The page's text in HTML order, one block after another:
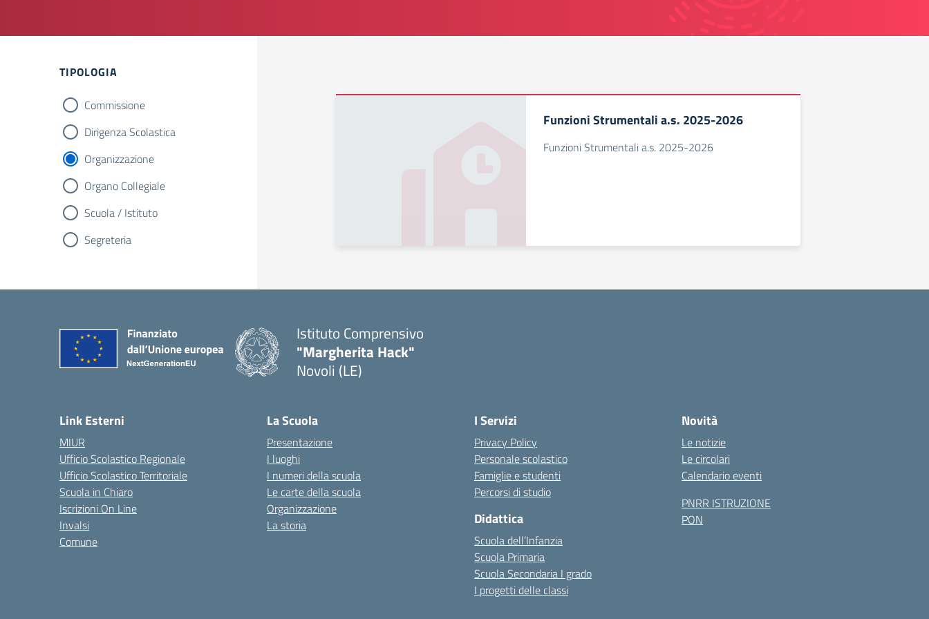
TIPOLOGIA
Commissione
Dirigenza Scolastica
Organizzazione
Organo Collegiale
Scuola / Istituto
Segreteria
Funzioni Strumentali a.s. 2025-2026
Funzioni Strumentali a.s. 2025-2026
Istituto Comprensivo
"Margherita Hack"
Novoli (LE)
Link Esterni
MIUR
Ufficio Scolastico Regionale
Ufficio Scolastico Territoriale
Scuola in Chiaro
Iscrizioni On Line
Invalsi
Comune
La Scuola
Presentazione
I luoghi
I numeri della scuola
Le carte della scuola
Organizzazione
La storia
I Servizi
Privacy Policy
Personale scolastico
Famiglie e studenti
Percorsi di studio
Didattica
Scuola dell’Infanzia
Scuola Primaria
Scuola Secondaria I grado
I progetti delle classi
Novità
Le notizie
Le circolari
Calendario eventi
PNRR ISTRUZIONE
PON